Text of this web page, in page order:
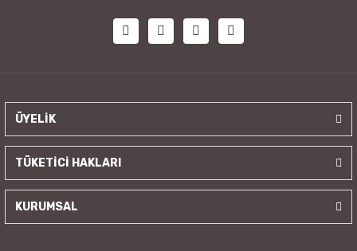
ÜYELİK
TÜKETİCİ HAKLARI
KURUMSAL